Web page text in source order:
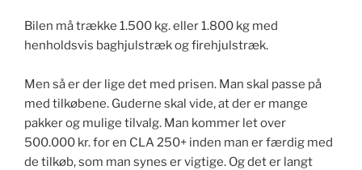
Bilen må trække 1.500 kg. eller 1.800 kg med
henholdsvis baghjulstræk og firehjulstræk.
Men så er der lige det med prisen. Man skal passe på
med tilkøbene. Guderne skal vide, at der er mange
pakker og mulige tilvalg. Man kommer let over
500.000 kr. for en CLA 250+ inden man er færdig med
de tilkøb, som man synes er vigtige. Og det er langt